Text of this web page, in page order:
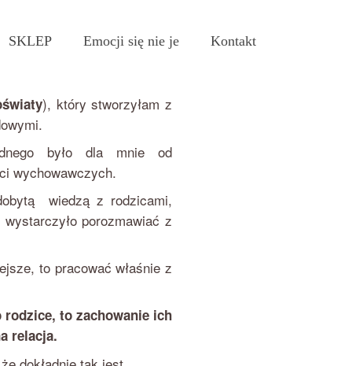
SKLEP Emocji się nie je Kontakt
), który stworzyłam z
było dla mnie od
wychowawczych.
wiedzą z rodzicami,
porozmawiać z
to pracować właśnie z
to zachowanie ich
relacja.